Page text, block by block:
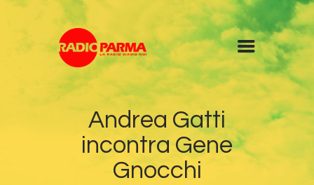
Andrea Gatti
incontra Gene
Gnocchi
Home
Radio
Diretta
Programmi